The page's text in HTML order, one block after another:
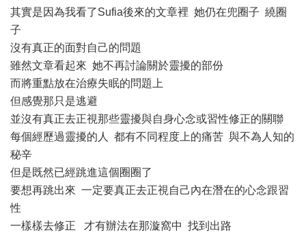
其實是因為我看了Sufia後來的文章裡 她仍在兜圈子 繞圈
子
沒有真正的面對自己的問題
雖然文章看起來 她不再討論關於靈擾的部份
而將重點放在治療失眠的問題上
但感覺那只是逃避
並沒有真正去正視那些靈擾與自身心念或習性修正的關聯
每個經歷過靈擾的人 都有不同程度上的痛苦 與不為人知的
秘辛
但是既然已經跳進這個圈圈了
要想再跳出來 一定要真正去正視自己內在潛在的心念跟習
性
一樣樣去修正 才有辦法在那漩窩中 找到出路